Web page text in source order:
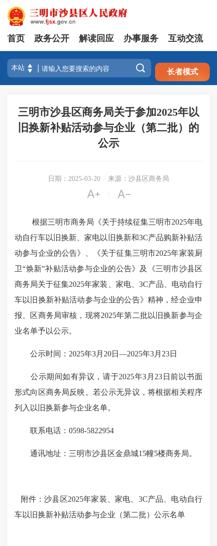
注册 登录
首页 政务公开 解读回应 办事服务 互动交流
 长者模式
三明市沙县区商务局关于参加2025年以
旧换新补贴活动参与企业（第二批）的
公示
日期：2025-03-20 来源：沙县区商务局
 
根据三明市商务局《关于持续征集三明市2025年电
动自行车以旧换新、家电以旧换新和3C产品购新补贴活
动参与企业的公告》、《关于征集三明市2025年家装厨
卫“焕新”补贴活动参与企业的公告》及《三明市沙县区
商务局关于征集2025年家装、家电、3C产品、电动自行
车以旧换新补贴活动参与企业的公告》精神，经企业申
报、区商务局审核，现将2025年第二批以旧换新参与企
业名单予以公示。
公示时间：2025年3月20日—2025年3月23日
公示期间如有异议，请于2025年3月23日前以书面
形式向区商务局反映。若公示无异议，将根据相关程序
列入以旧换新参与企业名单。
联系电话：0598-5822954
通讯地址：三明市沙县区金鼎城15幢5楼商务局。
附件：沙县区2025年家装、家电、3C产品、电动自行
车以旧换新补贴活动参与企业（第二批）公示名单